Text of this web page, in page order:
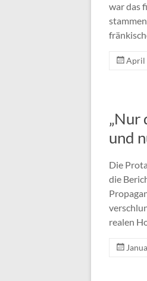
war das
April
„Nur
und
Die
die
realen